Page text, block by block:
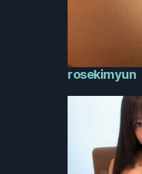
rosekimyun